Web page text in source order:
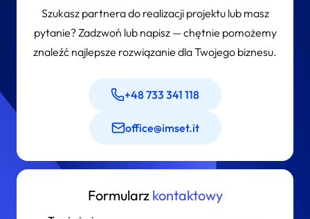
Szukasz partnera do realizacji projektu lub masz
pytanie? Zadzwoń lub napisz — chętnie pomożemy
znaleźć najlepsze rozwiązanie dla Twojego biznesu.
+48 733 341 118
office@imset.it
Formularz kontaktowy